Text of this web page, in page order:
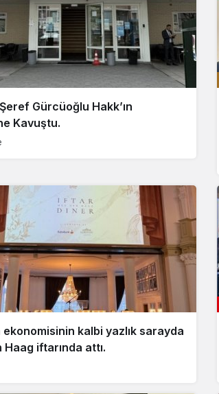
Gürcüoğlu Hakk’ın
Kavuştu.
ekonomisinin kalbi yazlık sarayda
Haag iftarında attı.